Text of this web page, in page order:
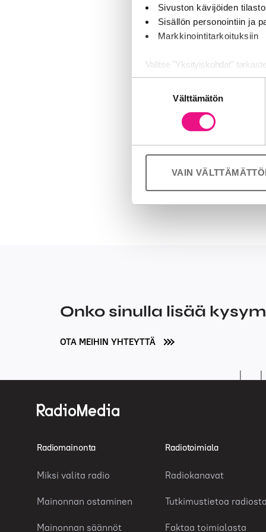
Sivuston kävijöiden
Sisällön personointiin ja
Markkinointitarkoituksiin
Valitse "Yksityiskohdat"
Jaamme sosiaalisen median,
palvelujaan (esim. Google).
Välttämätön
VAIN
tel­mis­sa on
mia
la, jos­sa on
bo­ra­to­rio Oy,
liit­to.
ta­jia.
Mai­ja
Onko sinulla lisää
OTA MEIHIN YHTEYTTÄ
Radiomainonta
Miksi valita radio
Mainonnan ostaminen
Mainonnan säännöt
Radiotoimiala
Radiokanavat
Tutkimustietoa radiosta
Faktaa toimialasta